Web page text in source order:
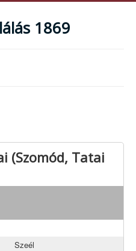
1869
(Szomód, Tatai
Szeél